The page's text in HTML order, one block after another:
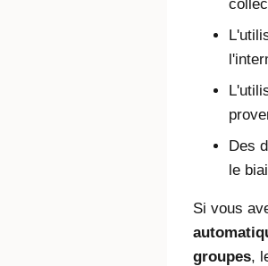
Des
le
Si vous
groupes,